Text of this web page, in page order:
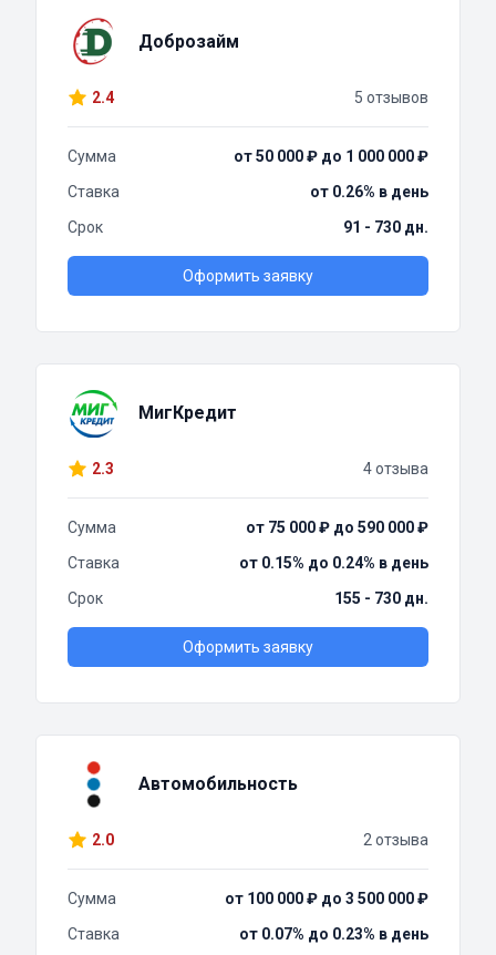
Доброзайм
2.4 5 отзывов
Сумма
от 50 000 ₽ до 1 000 000 ₽
Ставка
от 0.26% в день
Срок
91 - 730 дн.
Оформить заявку
МигКредит
2.3 4 отзыва
Сумма
от 75 000 ₽ до 590 000 ₽
Ставка
от 0.15% до 0.24% в день
Срок
155 - 730 дн.
Оформить заявку
Автомобильность
2.0 2 отзыва
Сумма
от 100 000 ₽ до 3 500 000 ₽
Ставка
от 0.07% до 0.23% в день